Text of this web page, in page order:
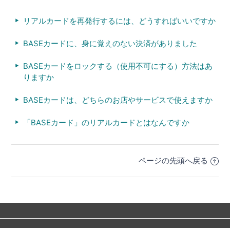
リアルカードを再発行するには、どうすればいいですか
BASEカードに、身に覚えのない決済がありました
BASEカードをロックする（使用不可にする）方法はあ
りますか
BASEカードは、どちらのお店やサービスで使えますか
「BASEカード」のリアルカードとはなんですか
ページの先頭へ戻る